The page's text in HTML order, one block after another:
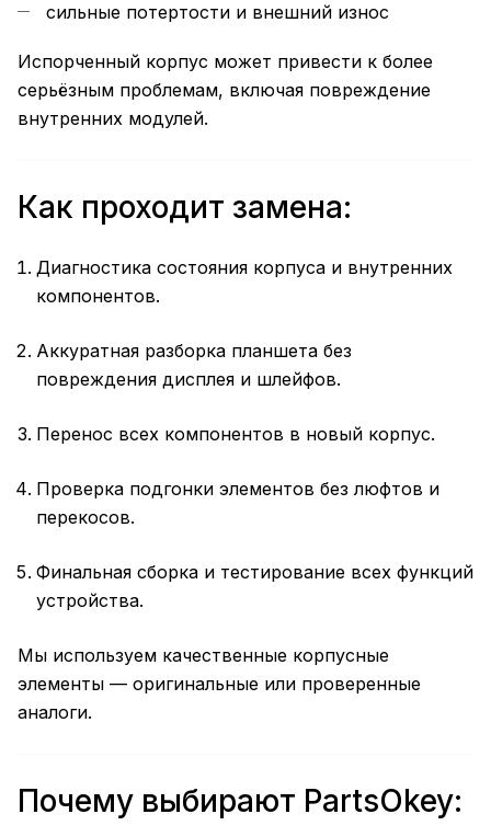
сильные потертости и внешний износ
Испорченный корпус может привести к более
серьёзным проблемам, включая повреждение
внутренних модулей.
Как проходит замена:
Диагностика состояния корпуса и внутренних
компонентов.
Аккуратная разборка планшета без
повреждения дисплея и шлейфов.
Перенос всех компонентов в новый корпус.
Проверка подгонки элементов без люфтов и
перекосов.
Финальная сборка и тестирование всех функций
устройства.
Мы используем качественные корпусные
элементы — оригинальные или проверенные
аналоги.
Почему выбирают PartsOkey: